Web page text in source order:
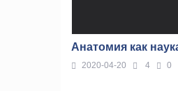
Анатомия как
2020-04-20 4 0